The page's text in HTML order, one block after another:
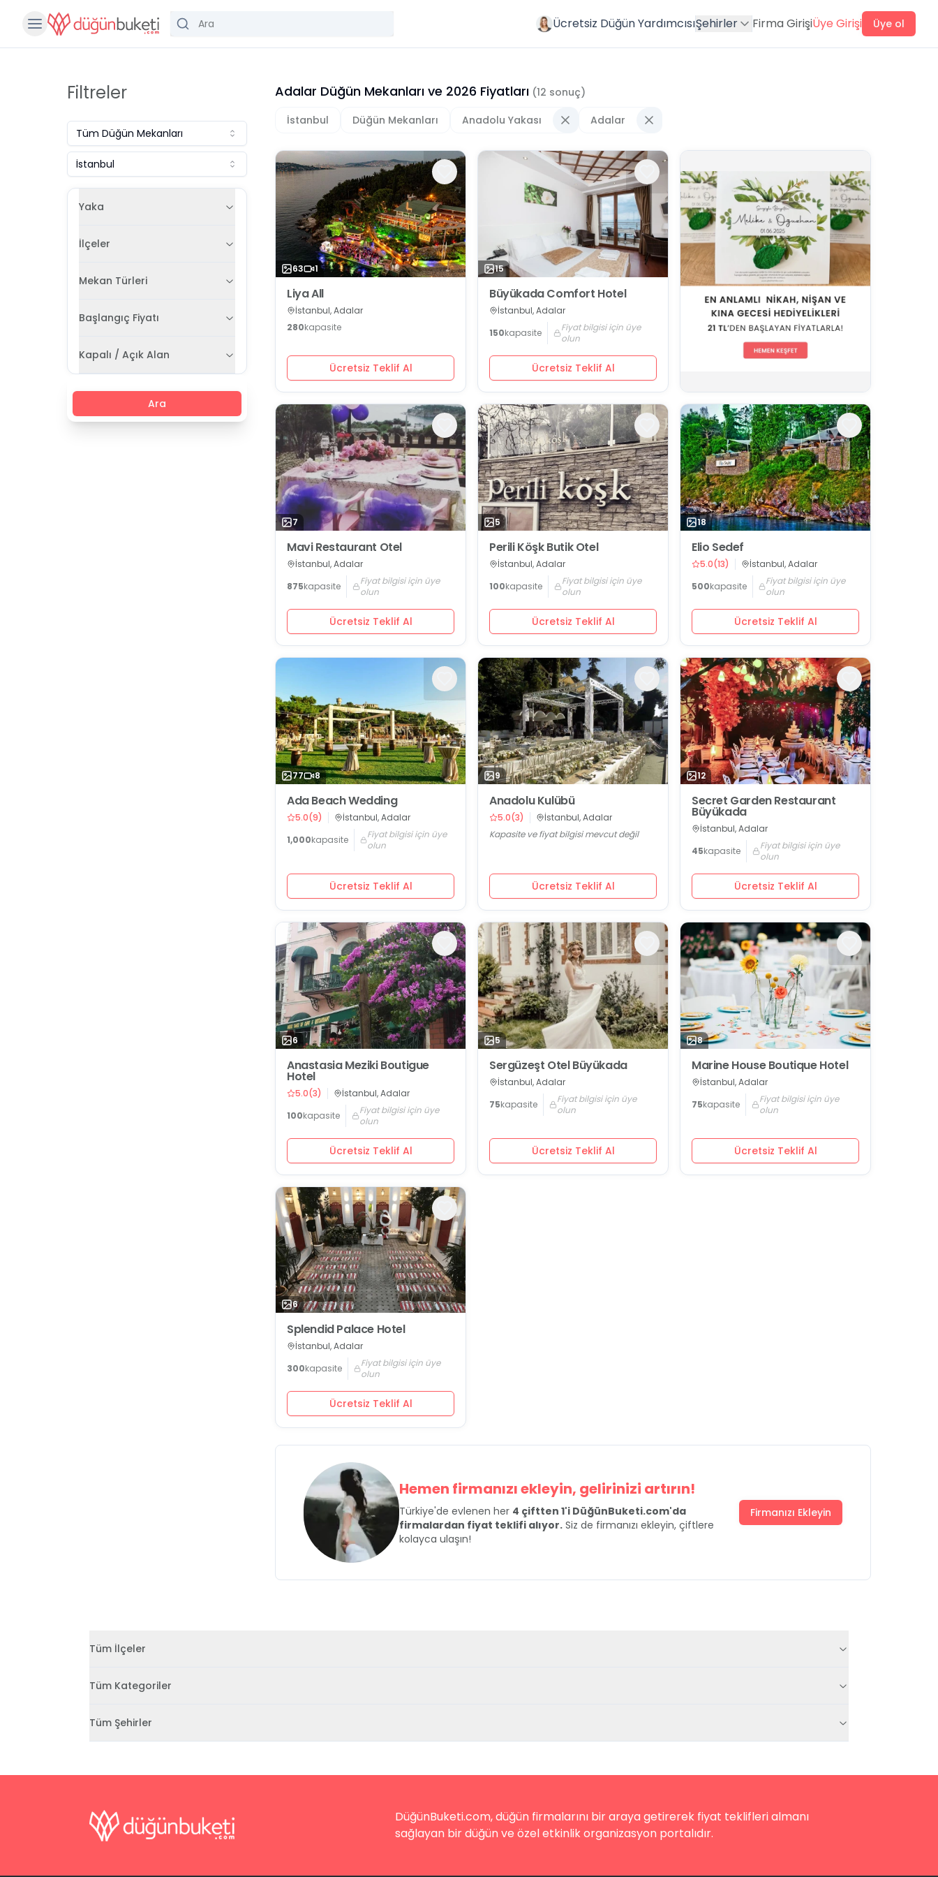
Ücretsiz Düğün YardımcısıŞehirler Firma GirişiÜye Girişi Üye ol
Filtreler
Tüm Düğün Mekanları
İstanbul
Yaka
İlçeler
Mekan Türleri
Başlangıç Fiyatı
Kapalı / Açık Alan
Ara
Adalar Düğün Mekanları ve 2026 Fiyatları (12 sonuç)
İstanbul
Düğün Mekanları Anadolu Yakası Adalar
63 1
Liya All
İstanbul, Adalar
280kapasite
Ücretsiz Teklif Al
15
Büyükada Comfort Hotel
İstanbul, Adalar
150kapasite
Fiyat bilgisi için üye
olun
Ücretsiz Teklif Al
7
Mavi Restaurant Otel
İstanbul, Adalar
875kapasite
Fiyat bilgisi için üye
olun
Ücretsiz Teklif Al
5
Perili Köşk Butik Otel
İstanbul, Adalar
100kapasite
Fiyat bilgisi için üye
olun
Ücretsiz Teklif Al
18
Elio Sedef
5.0(13)
İstanbul, Adalar
500kapasite
Fiyat bilgisi için üye
olun
Ücretsiz Teklif Al
77 8
Ada Beach Wedding
5.0(9)
İstanbul, Adalar
1,000kapasite
Fiyat bilgisi için üye
olun
Ücretsiz Teklif Al
9
Anadolu Kulübü
5.0(3)
İstanbul, Adalar
Kapasite ve fiyat bilgisi mevcut değil
Ücretsiz Teklif Al
12
Secret Garden Restaurant
Büyükada
İstanbul, Adalar
45kapasite
Fiyat bilgisi için üye
olun
Ücretsiz Teklif Al
6
Anastasia Meziki Boutigue
Hotel
5.0(3)
İstanbul, Adalar
100kapasite
Fiyat bilgisi için üye
olun
Ücretsiz Teklif Al
5
Sergüzeşt Otel Büyükada
İstanbul, Adalar
75kapasite
Fiyat bilgisi için üye
olun
Ücretsiz Teklif Al
8
Marine House Boutique Hotel
İstanbul, Adalar
75kapasite
Fiyat bilgisi için üye
olun
Ücretsiz Teklif Al
6
Splendid Palace Hotel
İstanbul, Adalar
300kapasite
Fiyat bilgisi için üye
olun
Ücretsiz Teklif Al
Hemen firmanızı ekleyin, gelirinizi artırın!
Türkiye'de evlenen her 4 çiftten 1'i DüğünBuketi.com'da
firmalardan fiyat teklifi alıyor. Siz de firmanızı ekleyin, çiftlere
kolayca ulaşın!
Firmanızı Ekleyin
Tüm İlçeler
Tüm Kategoriler
Tüm Şehirler
DüğünBuketi.com, düğün firmalarını bir araya getirerek fiyat teklifleri almanı
sağlayan bir düğün ve özel etkinlik organizasyon portalıdır.